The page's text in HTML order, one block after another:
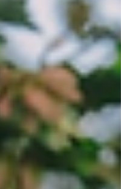
kvality výuky a
pedagogů. Cílem
je získat zpětnou vazbu
připravenost na výkon
zkušenost s
fakulty UP.